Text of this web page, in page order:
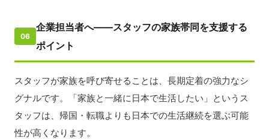
06
企業担当者へ——スタッフの家族帯同を支援する
ポイント
スタッフが家族を呼び寄せることは、長期定着の強力なシ
グナルです。「家族と一緒に日本で生活したい」というス
タッフは、帰国・転職よりも日本での生活継続を選ぶ可能
性が高くなります。